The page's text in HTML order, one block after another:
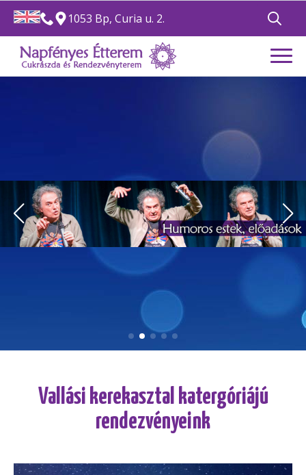
1053 Bp, Curia u. 2.
for:
Vallási kerekasztal katergóriájú
rendezvényeink